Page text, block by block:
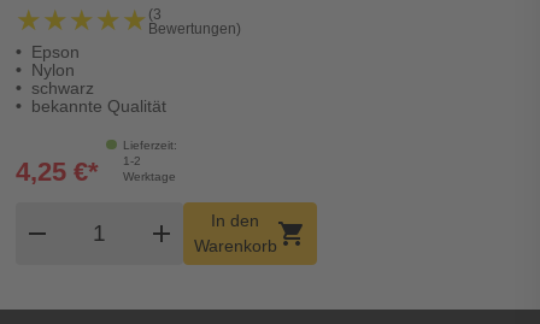
rot 1,5 Mio
Zeichen
(C43S015376)
★★★★★
★★★★★ (3
Bewertungen)
Epson
Nylon
schwarz
bekannte Qualität
Lieferzeit:
1-2
Werktage
4,25 €*
remove
Produkt Warenkorb Menge
add
In den
Warenkorbshopping_cart